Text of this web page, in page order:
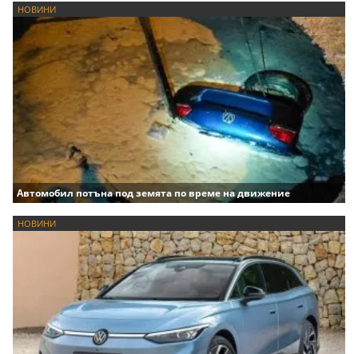
НОВИНИ
Автомобил потъна под земята по време на движение
НОВИНИ